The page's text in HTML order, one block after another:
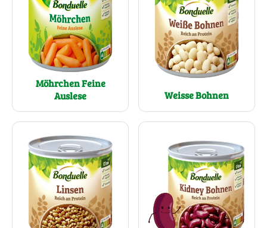
Möhrchen Feine
Auslese
Weisse Bohnen